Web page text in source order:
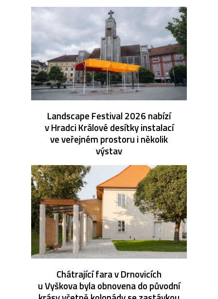
Landscape Festival 2026 nabízí
v Hradci Králové desítky instalací
ve veřejném prostoru i několik
výstav
Chátrající fara v Drnovicích
u Vyškova byla obnovena do původní